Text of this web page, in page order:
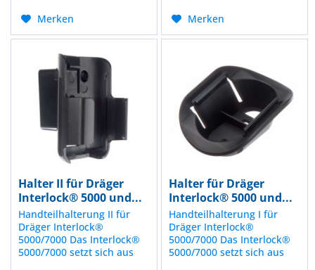
Radarsensorik, ob sich ein
Verkehrsteilnehmer im
Gefahrenbereich...
Merken
zuverlässige und
Qualitative Messung zu
gewährleisten. Durch...
Merken
Halter II für Dräger
Interlock® 5000 und...
Handteilhalterung II für
Dräger Interlock®
5000/7000 Das Interlock®
5000/7000 setzt sich aus
Halter für Dräger
Interlock® 5000 und...
Handteilhalterung I für
Dräger Interlock®
5000/7000 Das Interlock®
5000/7000 setzt sich aus